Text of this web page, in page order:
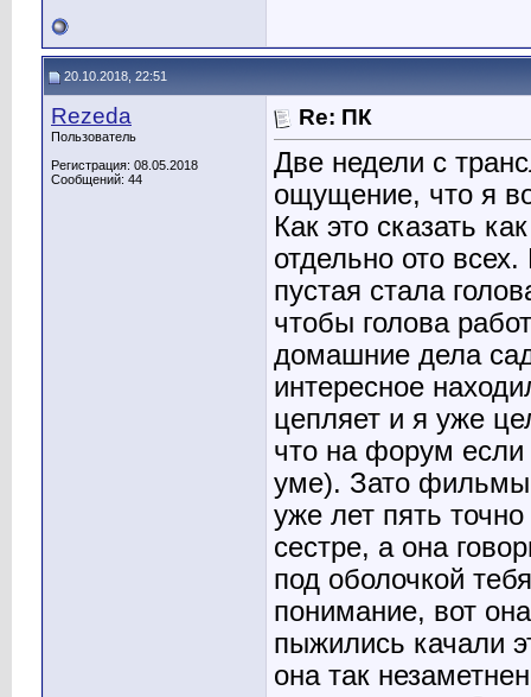
20.10.2018, 22:51
Rezeda
Пользователь
Регистрация: 08.05.2018
Сообщений: 44
Re: ПК
Две недели с
ощущение, что я
Как это сказать
отдельно ото
пустая стала
чтобы голова
домашние дела
интересное
цепляет и я уже
что на форум если
уме). Зато фильмы
уже лет пять
сестре, а она
под оболочкой
понимание, вот
пыжились качали
она так